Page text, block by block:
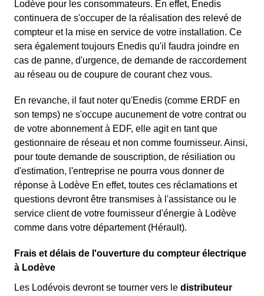
Lodève pour les consommateurs. En effet, Enedis
continuera de s'occuper de la réalisation des relevé de
compteur et la mise en service de votre installation. Ce
sera également toujours Enedis qu'il faudra joindre en
cas de panne, d'urgence, de demande de raccordement
au réseau ou de coupure de courant chez vous.
En revanche, il faut noter qu'Enedis (comme ERDF en
son temps) ne s'occupe aucunement de votre contrat ou
de votre abonnement à EDF, elle agit en tant que
gestionnaire de réseau et non comme fournisseur. Ainsi,
pour toute demande de souscription, de résiliation ou
d'estimation, l'entreprise ne pourra vous donner de
réponse à Lodève En effet, toutes ces réclamations et
questions devront être transmises à l'assistance ou le
service client de votre fournisseur d'énergie à Lodève
comme dans votre département (Hérault).
Frais et délais de l'ouverture du compteur électrique
à Lodève
Les Lodévois devront se tourner vers le distributeur